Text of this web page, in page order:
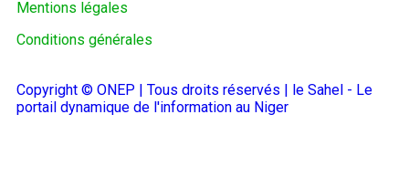
Mentions légales
Conditions générales
Copyright © ONEP | Tous droits réservés | le Sahel - Le
portail dynamique de l'information au Niger